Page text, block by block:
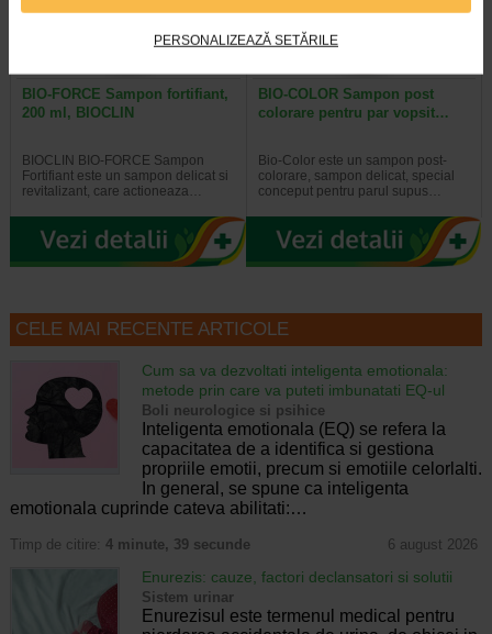
PERSONALIZEAZĂ SETĂRILE
BIO-FORCE Sampon fortifiant,
200 ml, BIOCLIN
BIOCLIN BIO-FORCE Sampon
Fortifiant este un sampon delicat si
revitalizant, care actioneaza…
BIO-COLOR Sampon post
colorare pentru par vopsit…
Bio-Color este un sampon post-
colorare, sampon delicat, special
conceput pentru parul supus…
CELE MAI RECENTE ARTICOLE
Cum sa va dezvoltati inteligenta emotionala:
metode prin care va puteti imbunatati EQ-ul
Boli neurologice si psihice
Inteligenta emotionala (EQ) se refera la
capacitatea de a identifica si gestiona
propriile emotii, precum si emotiile celorlalti.
In general, se spune ca inteligenta
emotionala cuprinde cateva abilitati:…
Timp de citire: 4 minute, 39 secunde 6 august 2026
Enurezis: cauze, factori declansatori si solutii
Sistem urinar
Enurezisul este termenul medical pentru